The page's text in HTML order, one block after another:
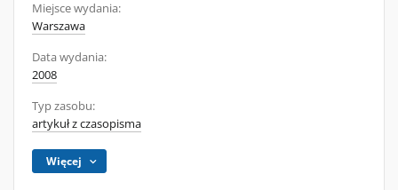
Miejsce wydania:
Warszawa
Data wydania:
2008
Typ zasobu:
artykuł z czasopisma
Więcej